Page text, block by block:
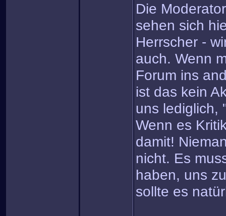
Die
sehen sich
Herrscher -
auch. Wenn
Forum ins
ist das kein
uns lediglich,
Wenn es
damit!
nicht. Es
haben, uns
sollte es